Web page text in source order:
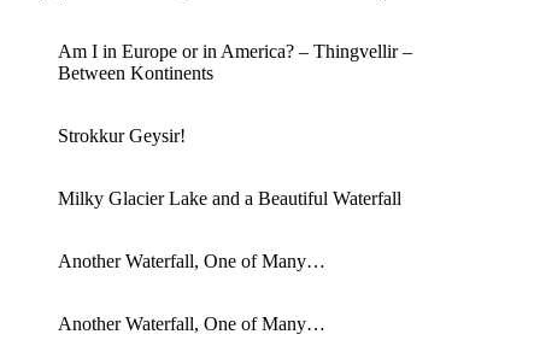
Am I in Europe or in America? – Thingvellir –
Between Kontinents
Strokkur Geysir!
Milky Glacier Lake and a Beautiful Waterfall
Another Waterfall, One of Many…
Another Waterfall, One of Many…